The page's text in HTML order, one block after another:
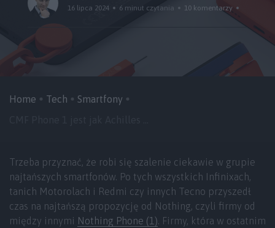
16 lipca 2024 6 minut czytania 10 komentarzy
Home Tech
Smartfony
Trzeba przyznać, że robi się szalenie ciekawie w grupie
najtańszych smartfonów. Po tych wszystkich Infinixach,
tanich Motorolach i Redmi czy innych Tecno przyszedł
czas na najtańszą propozycję od Nothing, czyli firmy od
między innymi Nothing Phone (1). Firmy, która w ostatnim